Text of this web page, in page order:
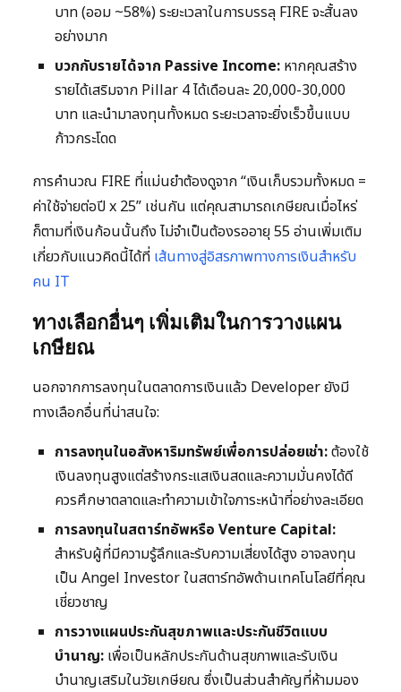
บาท (ออม ~58%) ระยะเวลาในการบรรลุ FIRE จะสั้นลง
อย่างมาก
บวกกับรายได้จาก Passive Income: หากคุณสร้าง
รายได้เสริมจาก Pillar 4 ได้เดือนละ 20,000-30,000
บาท และนำมาลงทุนทั้งหมด ระยะเวลาจะยิ่งเร็วขึ้นแบบ
ก้าวกระโดด
การคำนวณ FIRE ที่แม่นยำต้องดูจาก “เงินเก็บรวมทั้งหมด =
ค่าใช้จ่ายต่อปี x 25” เช่นกัน แต่คุณสามารถเกษียณเมื่อไหร่
ก็ตามที่เงินก้อนนั้นถึง ไม่จำเป็นต้องรออายุ 55 อ่านเพิ่มเติม
เกี่ยวกับแนวคิดนี้ได้ที่ เส้นทางสู่อิสรภาพทางการเงินสำหรับ
คน IT
ทางเลือกอื่นๆ เพิ่มเติมในการวางแผน
เกษียณ
นอกจากการลงทุนในตลาดการเงินแล้ว Developer ยังมี
ทางเลือกอื่นที่น่าสนใจ:
การลงทุนในอสังหาริมทรัพย์เพื่อการปล่อยเช่า:ต้องใช้
เงินลงทุนสูงแต่สร้างกระแสเงินสดและความมั่นคงได้ดี
ควรศึกษาตลาดและทำความเข้าใจภาระหน้าที่อย่างละเอียด
การลงทุนในสตาร์ทอัพหรือ Venture Capital:
สำหรับผู้ที่มีความรู้ลึกและรับความเสี่ยงได้สูง อาจลงทุน
เป็น Angel Investor ในสตาร์ทอัพด้านเทคโนโลยีที่คุณ
เชี่ยวชาญ
การวางแผนประกันสุขภาพและประกันชีวิตแบบ
บำนาญ: เพื่อเป็นหลักประกันด้านสุขภาพและรับเงิน
บำนาญเสริมในวัยเกษียณ ซึ่งเป็นส่วนสำคัญที่ห้ามมอง